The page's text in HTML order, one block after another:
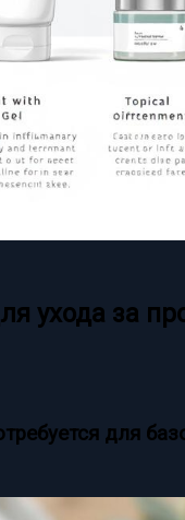
ухода за
для